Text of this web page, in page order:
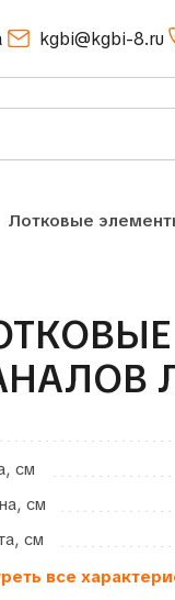
kgbi@kgbi-8.ru
Лотковые
см
см
см
все